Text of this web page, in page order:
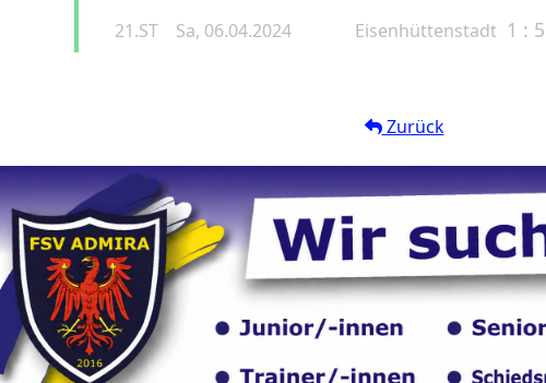
21.ST Sa, 06.04.2024 Eisenhüttenstadt 1 : 5
Zurück